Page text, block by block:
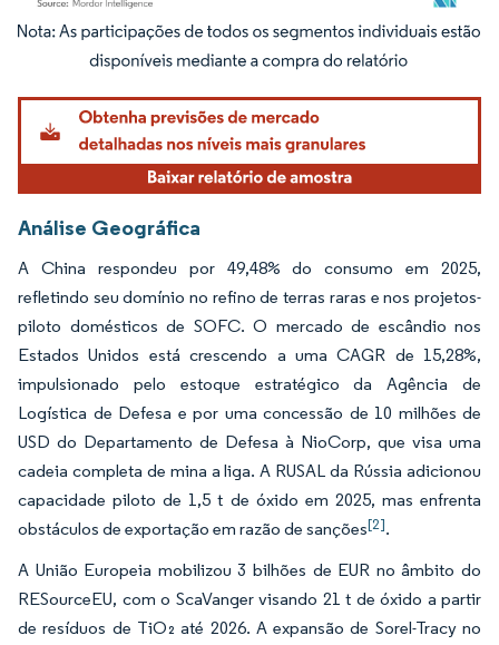
Imagem © Mordor Intelligence. O reuso requer atribuição conforme CC BY 4.0.
Análise Geográfica
A China respondeu por 49,48% do consumo em 2025,
refletindo seu domínio no refino de terras raras e nos projetos-
piloto domésticos de SOFC. O mercado de escândio nos
Estados Unidos está crescendo a uma CAGR de 15,28%,
impulsionado pelo estoque estratégico da Agência de
Logística de Defesa e por uma concessão de 10 milhões de
USD do Departamento de Defesa à NioCorp, que visa uma
cadeia completa de mina a liga. A RUSAL da Rússia adicionou
capacidade piloto de 1,5 t de óxido em 2025, mas enfrenta
obstáculos de exportação em razão de sanções[2].
A União Europeia mobilizou 3 bilhões de EUR no âmbito do
RESourceEU, com o ScaVanger visando 21 t de óxido a partir
de resíduos de TiO₂ até 2026. A expansão de Sorel-Tracy no